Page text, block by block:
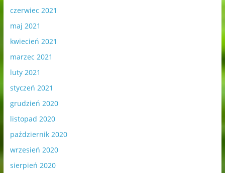
czerwiec 2021
maj 2021
kwiecień 2021
marzec 2021
luty 2021
styczeń 2021
grudzień 2020
listopad 2020
październik 2020
wrzesień 2020
sierpień 2020